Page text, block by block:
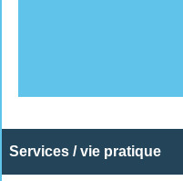
Services / vie pratique